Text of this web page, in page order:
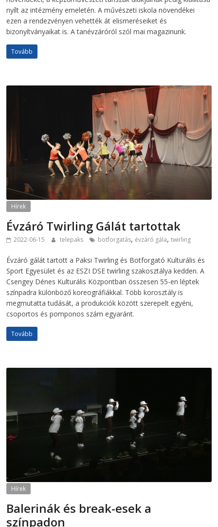
nyílt az intézmény emeletén. A művészeti iskola növendékei
ezen a rendezvényen vehették át elismeréseiket és
bizonyítványaikat is. A tanévzáróról szól mai magazinunk.
Tovább
Hírek
Évzáró Twirling Gálát tartottak
2022-06-15 telepaks botforgatás, évzáró gála,twirling
Évzáró gálát tartott a Paksi Twirling és Botforgató Kulturális és
Sport Egyesület és az ESZI DSE twirling szakosztálya kedden. A
Csengey Dénes Kulturális Központban összesen 55-en léptek
színpadra különböző koreográfiákkal. Több korosztály is
megmutatta tudását, a produkciók között szerepelt egyéni,
csoportos és pomponos szám egyaránt.
Tovább
Hírek
Balerinák és break-esek a
színpadon